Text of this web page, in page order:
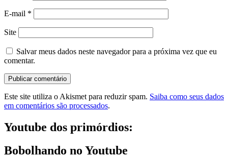
E-mail *
Site
Salvar meus dados neste navegador para a próxima vez que eu
comentar.
Este site utiliza o Akismet para reduzir spam. Saiba como seus dados
em comentários são processados.
Youtube dos primórdios:
Bobolhando no Youtube